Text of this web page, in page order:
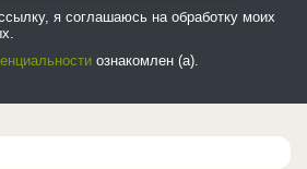
я соглашаюсь на обработку моих
ознакомлен (а).